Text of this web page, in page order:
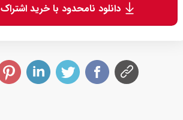
دانلود نامحدود با خرید اشتراک